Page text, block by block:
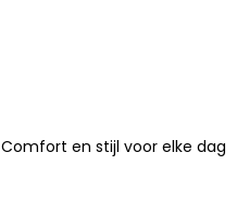
Comfort en stijl voor elke dag